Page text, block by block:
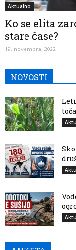
Aktualno
Ko se elita
stare čase?
19. novembra, 2022
NOVOSTI